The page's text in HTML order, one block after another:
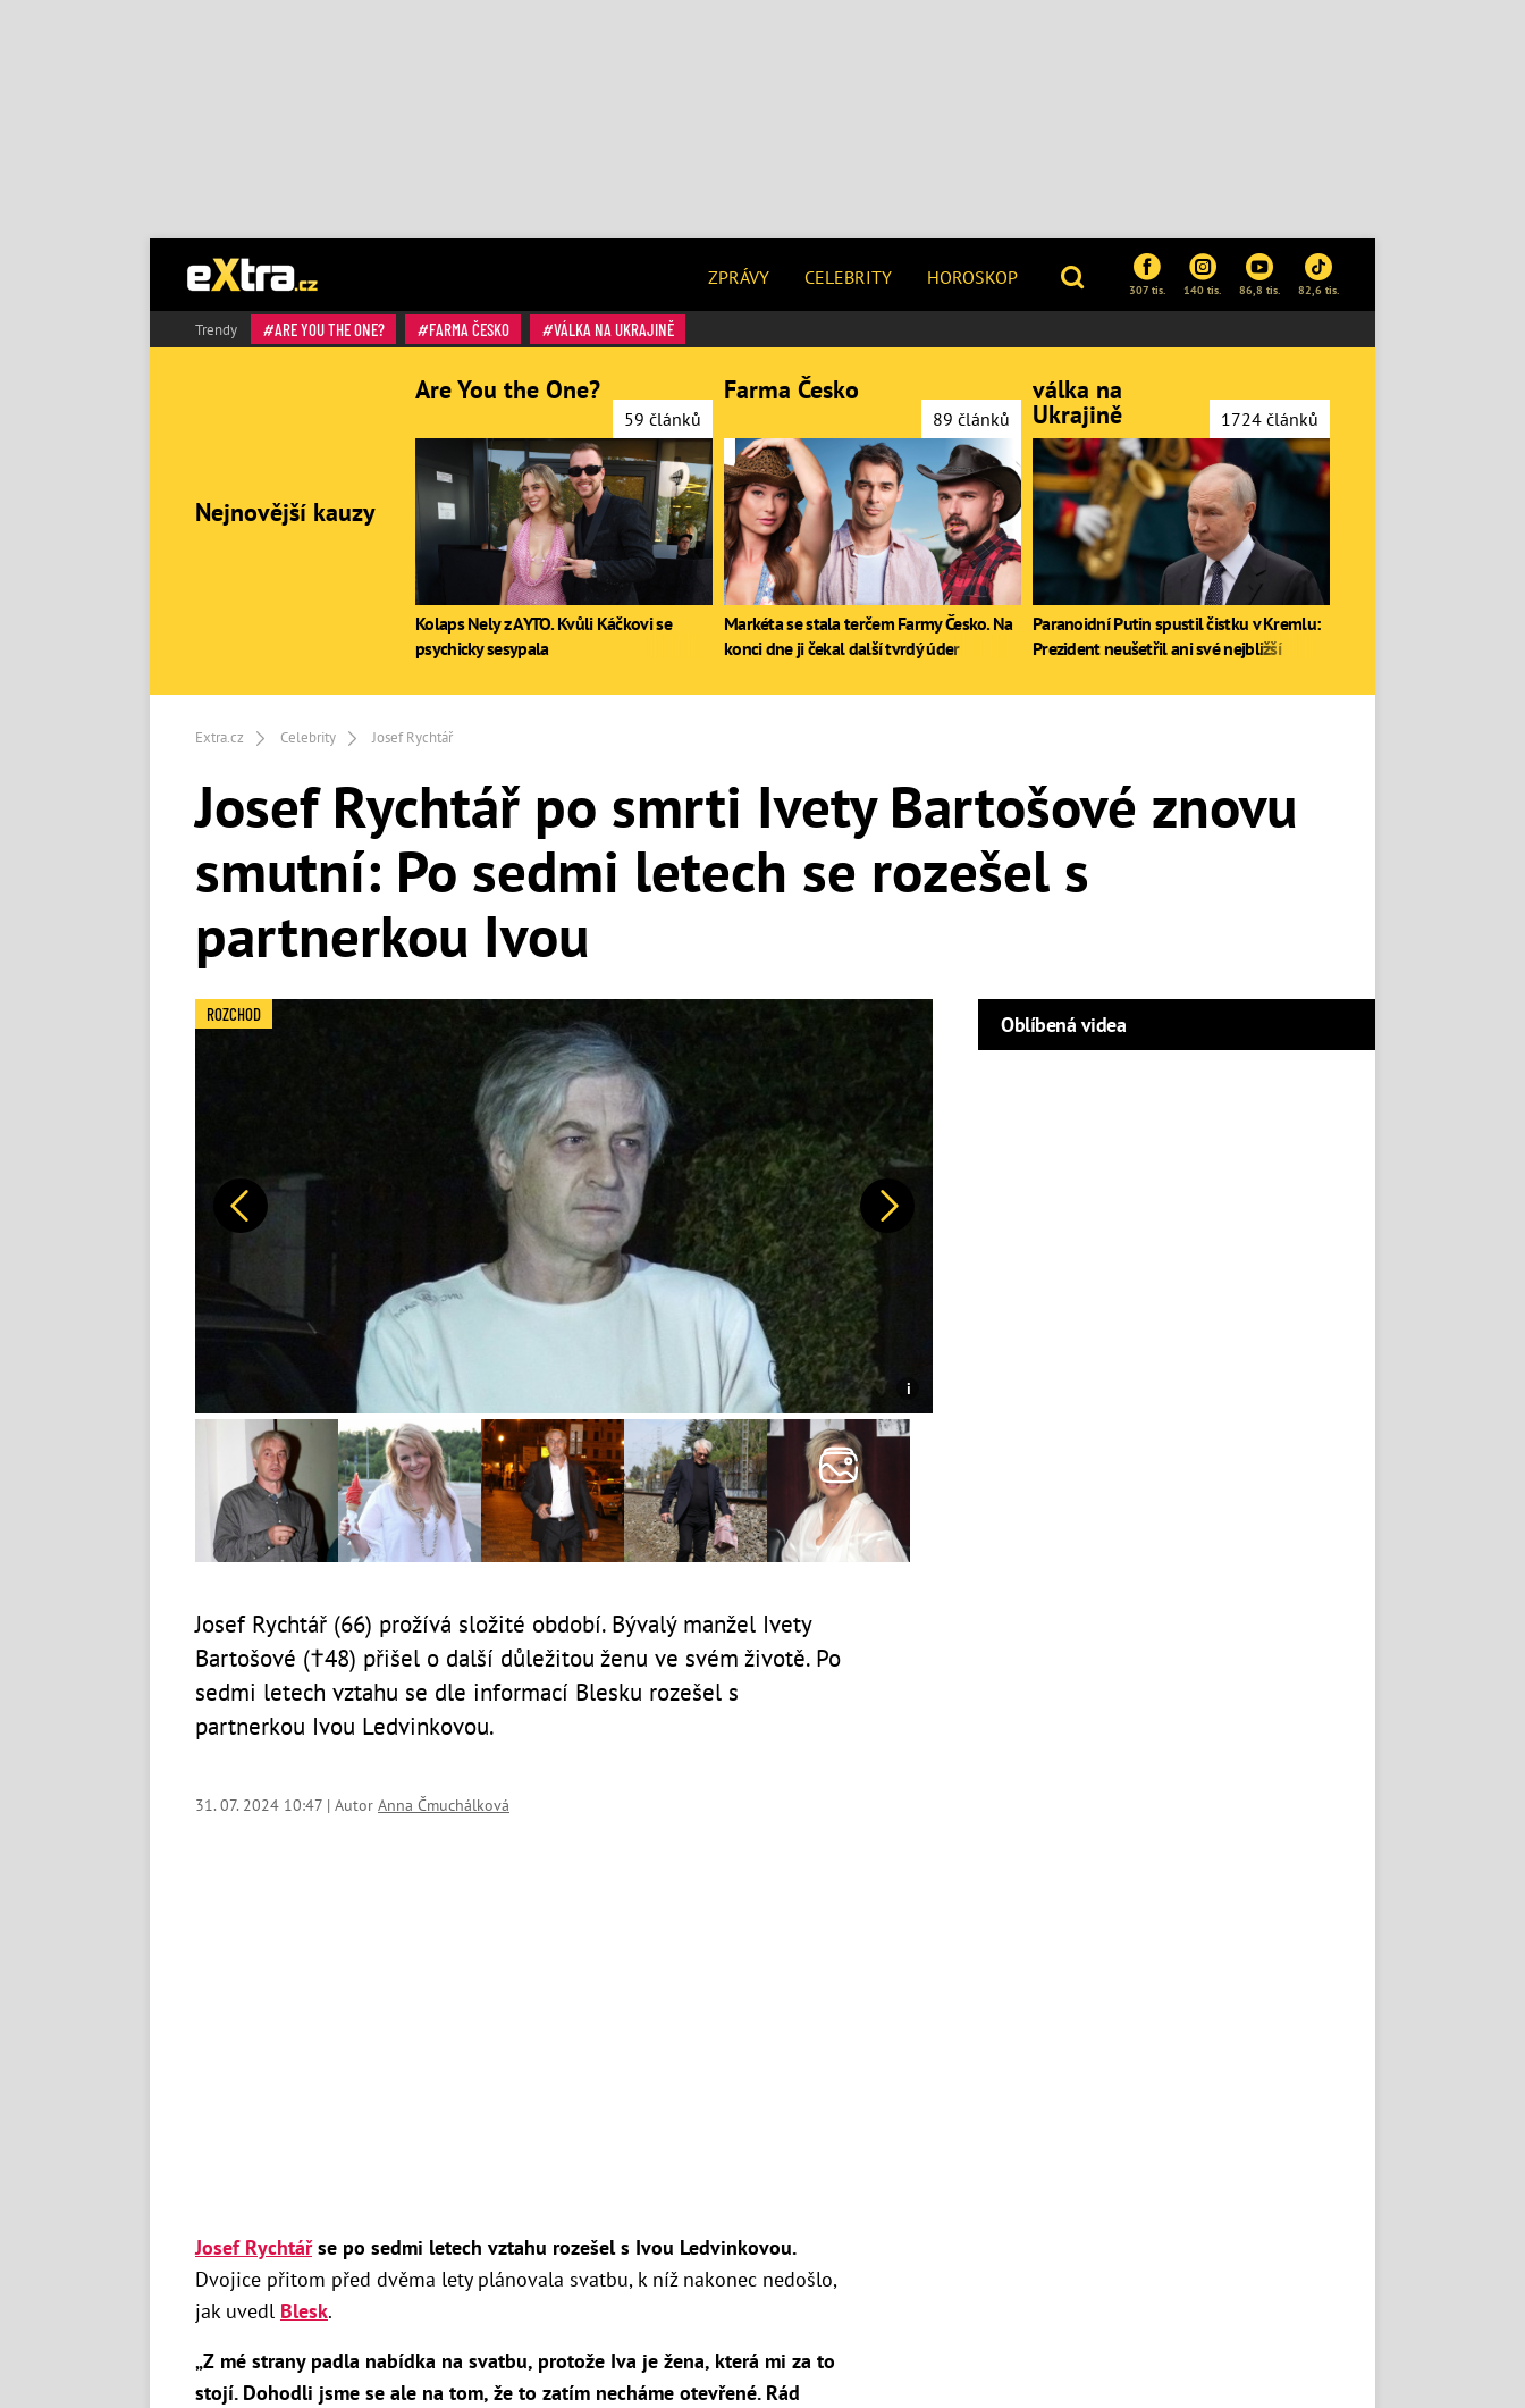
ZPRÁVY CELEBRITY HOROSKOP
307 tis. 140 tis. 86,8 tis. 82,6 tis.
Trendy ARE YOU THE ONE? FARMA ČESKO VÁLKA NA UKRAJINĚ
Extra.cz Celebrity Josef Rychtář
Josef Rychtář po smrti Ivety Bartošové znovu
smutní: Po sedmi letech se rozešel s
partnerkou Ivou
Předchozí Další
ROZCHOD
Josef Rychtář (66) prožívá složité období. Bývalý manžel Ivety
Bartošové (†48) přišel o další důležitou ženu ve svém životě. Po
sedmi letech vztahu se dle informací Blesku rozešel s
partnerkou Ivou Ledvinkovou.
31. 07. 2024 10:47 | Autor Anna Čmuchálková
Josef Rychtářse po sedmi letech vztahu rozešel s Ivou Ledvinkovou.
Dvojice přitom před dvěma lety plánovala svatbu, k níž nakonec nedošlo,
jak uvedl Blesk.
„Z mé strany padla nabídka na svatbu, protože Iva je žena, která mi za to
stojí. Dohodli jsme se ale na tom, že to zatím necháme otevřené. Rád
Oblíbená videa
Nejnovější kauzy
Are You the One?
59 článků
Kolaps Nely z AYTO. Kvůli Káčkovi se
psychicky sesypala
Farma Česko
89 článků
Markéta se stala terčem Farmy Česko. Na
konci dne ji čekal další tvrdý úder
válka na
Ukrajině 1724 článků
Paranoidní Putin spustil čistku v Kremlu:
Prezident neušetřil ani své nejbližší